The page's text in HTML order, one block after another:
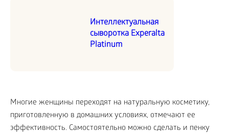
Интеллектуальная
сыворотка Experalta
Platinum
Многие женщины переходят на натуральную косметику,
приготовленную в домашних условиях, отмечают ее
эффективность. Самостоятельно можно сделать и пенку